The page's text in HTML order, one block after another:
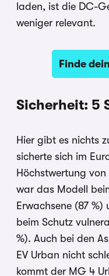
laden, ist die DC-
weniger relevant.
Finde
Sicherheit: 5
Hier gibt es nichts
sicherte sich im
Höchstwertung
war das Modell
Erwachsene (87
beim Schutz
%). Auch bei den
EV Urban nicht
kommt der MG 4